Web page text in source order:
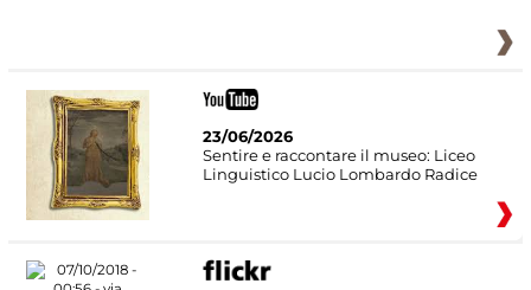
23/06/2026
Sentire e raccontare il museo: Liceo
Linguistico Lucio Lombardo Radice